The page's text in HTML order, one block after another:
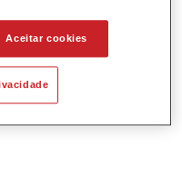
para cores lisas.
Aceitar cookies